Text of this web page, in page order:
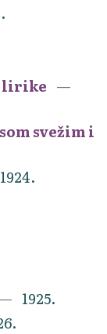
lirike
svežim i
1924.
1925.